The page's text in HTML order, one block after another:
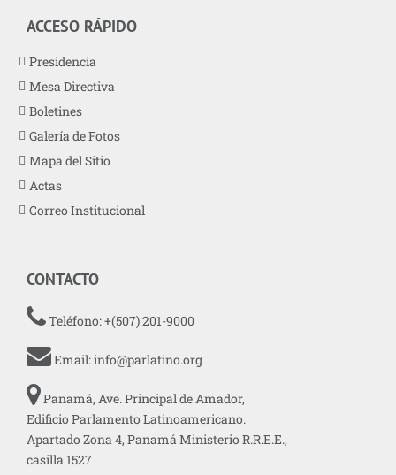
ACCESO RÁPIDO
Presidencia
Mesa Directiva
Boletines
Galería de Fotos
Mapa del Sitio
Actas
Correo Institucional
CONTACTO
Teléfono: +(507) 201-9000
Email:info@parlatino.org
Panamá, Ave. Principal de Amador,
Edificio Parlamento Latinoamericano.
Apartado Zona 4, Panamá Ministerio R.R.E.E.,
casilla 1527